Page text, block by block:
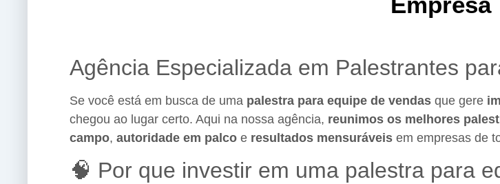
Agência Especializada em Palestrantes
Se você está em busca de uma palestra para equipe de vendas que gere
chegou ao lugar certo. Aqui na nossa agência, reunimos os melhores
campo, autoridade em palco e resultados mensuráveis em empresas de
🧠 Por que investir em uma palestra para